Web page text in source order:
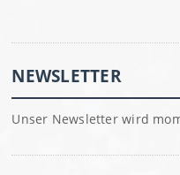
NEWSLETTER
Unser Newsletter wird